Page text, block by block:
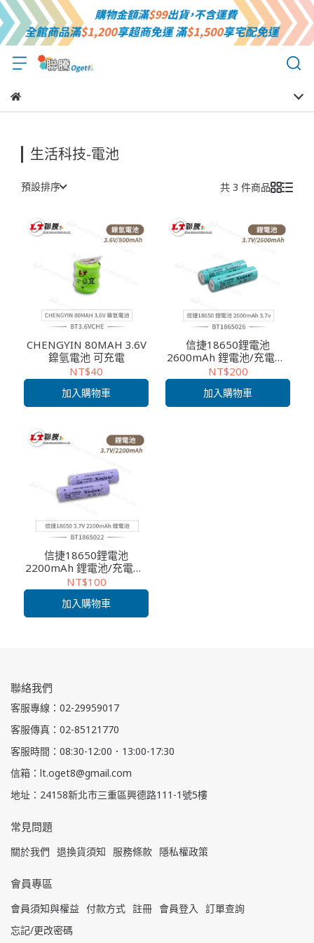
生活科技-電池
預設排序 共 3 件商品
CHENGYIN 80MAH 3.6V
鎳氫電池 可充電
NT$40
加入購物車
信捷18650鋰電池
2600mAh 鋰電池/充電器/
頭燈手電筒用
NT$200
加入購物車
信捷18650鋰電池
2200mAh 鋰電池/充電器/
頭燈手電筒用
NT$100
加入購物車
聯絡我們
客服專線：02-29959017
客服傳真：02-85121770
客服時間：08:30-12:00．13:00-17:30
信箱：lt.oget8@gmail.com
地址：24158新北市三重區興德路111-1號5樓
常見問題
關於我們 退換貨須知 服務條款 隱私權政策
會員專區
會員須知與權益 付款方式 註冊 會員登入
訂單查詢
忘記/更改密碼